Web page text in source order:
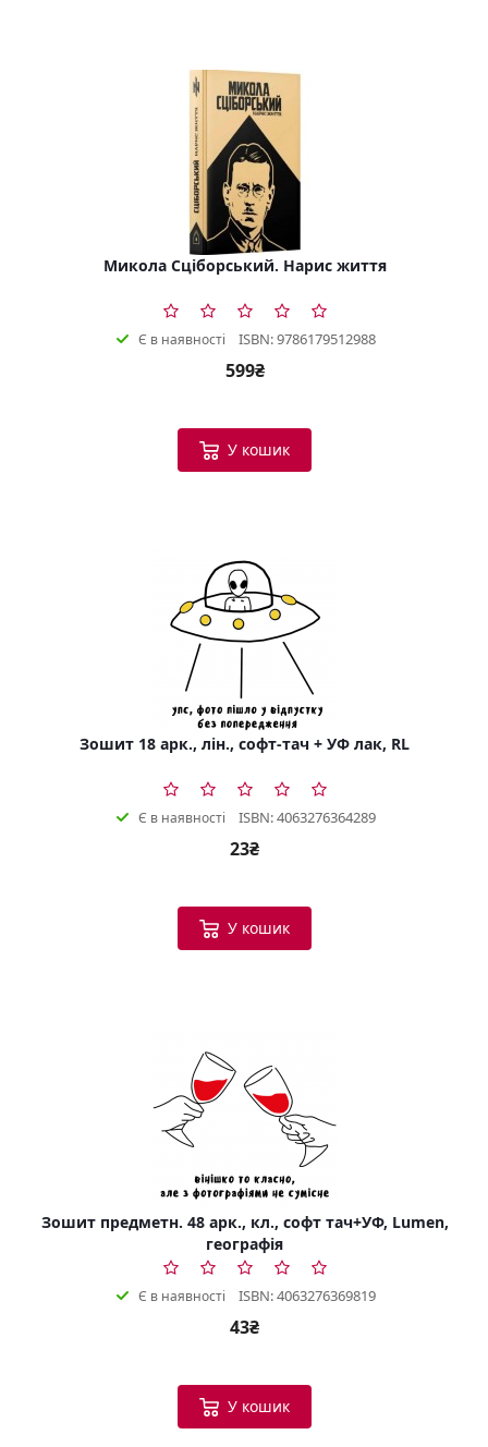
Микола Сціборський. Нарис життя
Є в наявності ISBN: 9786179512988
599₴
У кошик
Зошит 18 арк., лін., софт-тач + УФ лак, RL
Є в наявності ISBN: 4063276364289
23₴
У кошик
Зошит предметн. 48 арк., кл., софт тач+УФ, Lumen,
географія
Є в наявності ISBN: 4063276369819
43₴
У кошик